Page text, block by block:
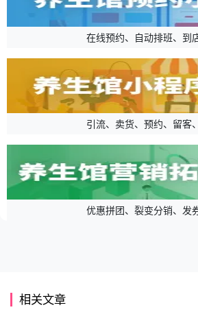
在线预约、自动排班、到
引流、卖货、预约、留客
优惠拼团、裂变分销、发
相关文章